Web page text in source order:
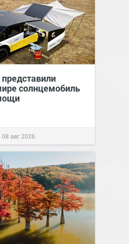
солнцемобиль
08 авг 2026